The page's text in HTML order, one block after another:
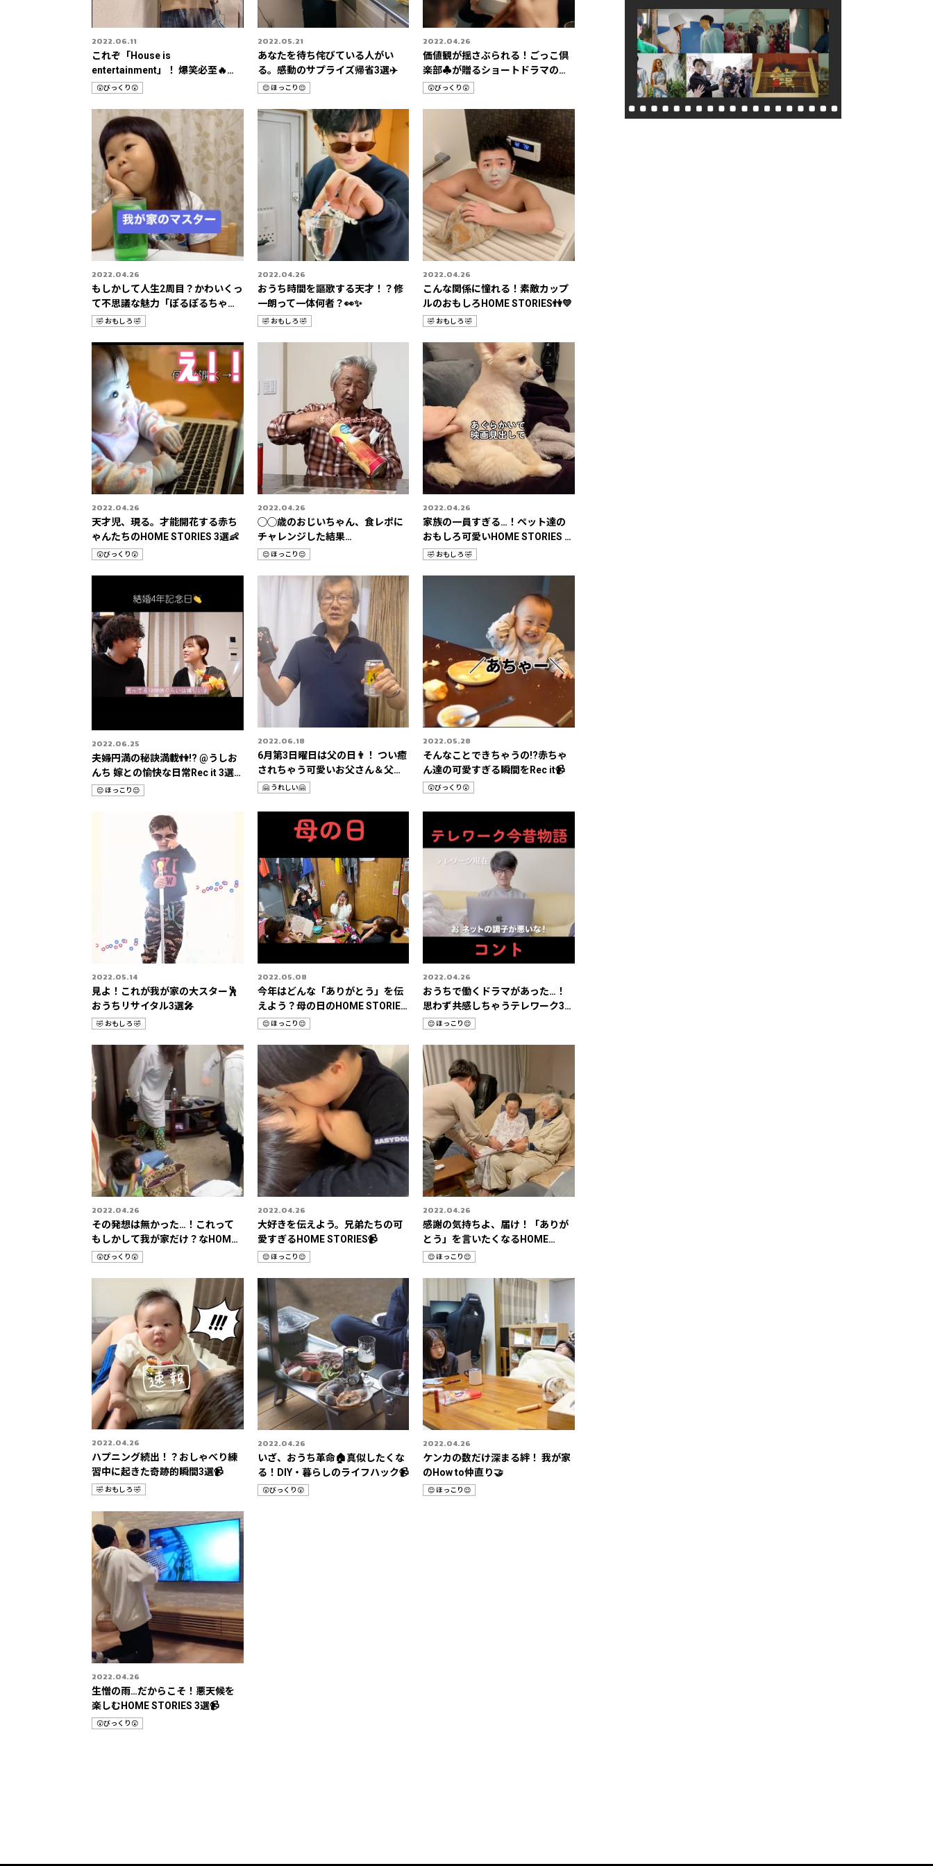
2022.06.11
これぞ「House is
entertainment」！ 爆笑必至🔥お
うちドッキリ動画🎥
カ
テ
リ
😲びっくり😲
2022.05.21
あなたを待ち侘びている人がい
る。感動のサプライズ帰省3選✈️
カ
テ
ゴ
😌 ほっこり😌
2022.04.26
価値観が揺さぶられる！ごっこ倶
楽部♣️が贈るショートドラマの世
界🎬
カ
テ
😲びっくり😲
2022.04.26
もしかして人生2周目？かわいくっ
て不思議な魅力「ぽるぽるちゃん
🦖🍡」
カ
テ
ゴ
🤣 おもしろ 🤣
2022.04.26
おうち時間を謳歌する天才！？修
一朗って一体何者？👀✨
カ
テ
🤣 おもしろ 🤣
2022.04.26
こんな関係に憧れる！素敵カップ
ルのおもしろHOME STORIES👫💛
カ
テ
ゴ
リ
🤣 おもしろ 🤣
2022.04.26
天才児、現る。才能開花する赤ち
ゃんたちのHOME STORIES 3選👶
カ
テ
😲びっくり😲
2022.04.26
◯◯歳のおじいちゃん、食レポに
チャレンジした結果…
カ
テ
😌 ほっこり😌
2022.04.26
家族の一員すぎる…！ペット達の
おもしろ可愛いHOME STORIES 3
選📹
カ
テ
🤣 おもしろ 🤣
2022.06.25
夫婦円満の秘訣満載👫!? @うしお
んち 嫁との愉快な日常Rec it 3選
📹
カ😌 ほっこり😌
2022.06.18
6月第3日曜日は父の日👨！ つい癒
されちゃう可愛いお父さん＆父の
日特集📹
カ🤗 うれしい🤗
2022.05.28
そんなことできちゃうの!?赤ちゃ
ん達の可愛すぎる瞬間をRec it📹
カ
リ
😲びっくり😲
2022.05.14
見よ！これが我が家の大スター🕺
おうちリサイタル3選🎤
カ
テ
ゴ
リ
🤣 おもしろ 🤣
2022.05.08
今年はどんな「ありがとう」を伝
えよう？母の日のHOME STORIES
3選📹
カ
テ
リ
😌 ほっこり😌
2022.04.26
おうちで働くドラマがあった…！
思わず共感しちゃうテレワーク3選
👨‍💻
カ
テ
ゴ
リ
😌 ほっこり😌
2022.04.26
その発想は無かった…！これって
もしかして我が家だけ？なHOME
STORIES 3選🚀
カ
テ
😲びっくり😲
2022.04.26
大好きを伝えよう。兄弟たちの可
愛すぎるHOME STORIES📹
カ
テ
ゴ
リ
😌 ほっこり😌
2022.04.26
感謝の気持ちよ、届け！「ありが
とう」を言いたくなるHOME
STORIES 3選
カ
テ
リ
😌 ほっこり😌
2022.04.26
ハプニング続出！？おしゃべり練
習中に起きた奇跡的瞬間3選📹
カ
テ
ゴ
リ
🤣 おもしろ 🤣
2022.04.26
いざ、おうち革命🏠真似したくな
る！DIY・暮らしのライフハック📹
カ😲びっくり😲
2022.04.26
ケンカの数だけ深まる絆！ 我が家
のHow to仲直り🤝
カ😌 ほっこり😌
2022.04.26
生憎の雨…だからこそ！悪天候を
楽しむHOME STORIES 3選📹
カ😲びっくり😲